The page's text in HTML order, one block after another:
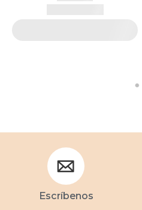
Escríbenos